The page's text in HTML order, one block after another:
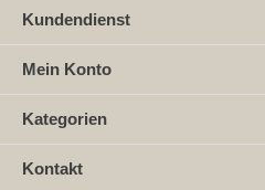
Kundendienst
Mein Konto
Kategorien
Kontakt